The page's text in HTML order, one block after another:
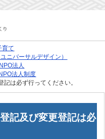
育て
ニバーサルデザイン）
NPO法人
法人制度
記は必ず行ってください。
記及び変更登記は必